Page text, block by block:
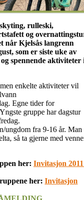
rulleski,
og
når Kjelsås langrenn
som er siste uke av
spennende aktiviteter
enkelte aktiviteter vil
Egne tider for
gruppe har dagstur
ungdom fra 9-16 år. Man
så ta gjerne med
her: Invitasjon
her: Invitasjon